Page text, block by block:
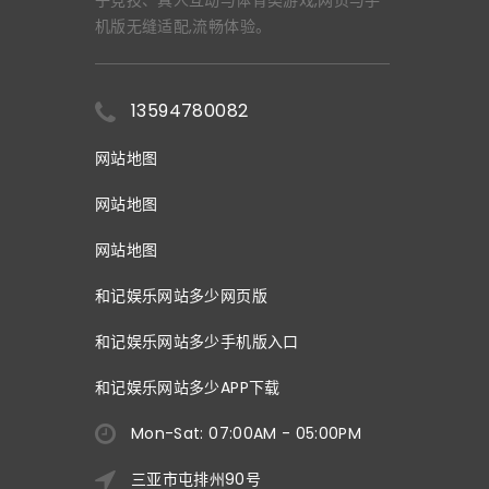
机版无缝适配,流畅体验。
13594780082
网站地图
网站地图
网站地图
和记娱乐网站多少网页版
和记娱乐网站多少手机版入口
和记娱乐网站多少APP下载
Mon-Sat: 07:00AM - 05:00PM
三亚市屯排州90号